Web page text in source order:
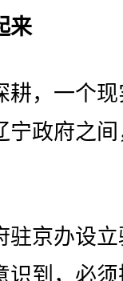
来
，一个现
宁政府之
京办设立
识到，必